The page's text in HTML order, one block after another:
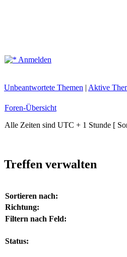
Anmelden
Unbeantwortete Themen | Aktive
Foren-Übersicht
Alle Zeiten sind UTC + 1 Stunde [
Treffen verwalten
Sortieren nach:
Richtung:
Filtern nach Feld:
Status: